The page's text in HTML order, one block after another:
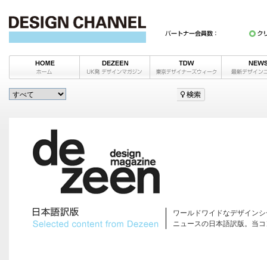
ワールドワイドなデザイン
ニュースの日本語訳版。当